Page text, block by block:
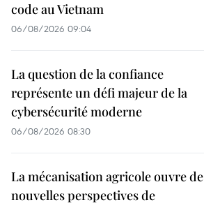
code au Vietnam
06/08/2026 09:04
La question de la confiance
représente un défi majeur de la
cybersécurité moderne
06/08/2026 08:30
La mécanisation agricole ouvre de
nouvelles perspectives de